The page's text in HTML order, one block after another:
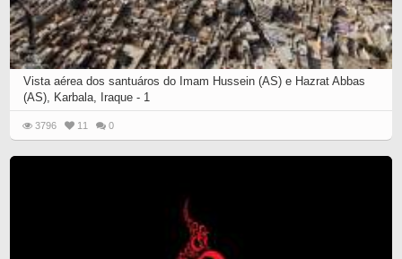
Vista aérea dos santuáros do Imam Hussein (AS) e Hazrat Abbas
(AS), Karbala, Iraque - 1
3796 11 0